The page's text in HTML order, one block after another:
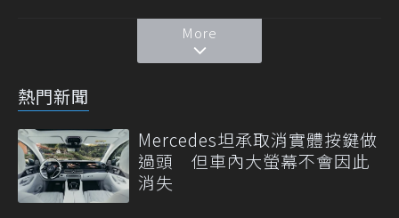
More
熱門新聞
Mercedes坦承取消實體按鍵做
過頭 但車內大螢幕不會因此
消失